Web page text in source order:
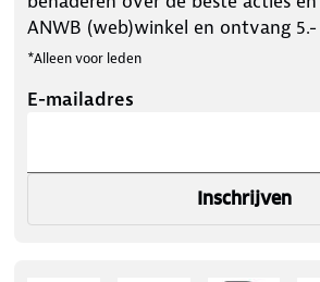
ANWB (web)winkel en ontvang
*Alleen voor leden
E-mailadres
Inschrijven